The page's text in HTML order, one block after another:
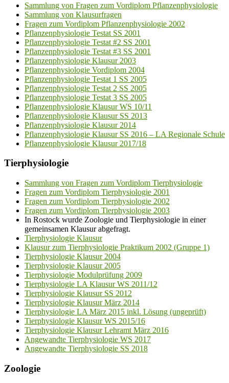
Sammlung von Fragen zum Vordiplom Pflanzenphysiologie
Sammlung von Klausurfragen
Fragen zum Vordiplom Pflanzenphysiologie 2002
Pflanzenphysiologie Testat SS 2001
Pflanzenphysiologie Testat #2 SS 2001
Pflanzenphysiologie Testat #3 SS 2001
Pflanzenphysiologie Klausur 2003
Pflanzenphysiologie Vordiplom 2004
Pflanzenphysiologie Testat 1 SS 2005
Pflanzenphysiologie Testat 2 SS 2005
Pflanzenphysiologie Testat 3 SS 2005
Pflanzenphysiologie Klausur WS 10/11
Pflanzenphysiologie Klausur SS 2013
Pflanzenphysiologie Klausur 2014
Pflanzenphysiologie Klausur SS 2016 – LA Regionale Schule
Pflanzenphysiologie Klausur 2017/18
Tierphysiologie
Sammlung von Fragen zum Vordiplom Tierphysiologie
Fragen zum Vordiplom Tierphysiologie 2001
Fragen zum Vordiplom Tierphysiologie 2002
Fragen zum Vordiplom Tierphysiologie 2003
In Rostock wurde Zoologie und Tierphysiologie in einer
gemeinsamen Klausur abgefragt.
Tierphysiologie Klausur
Klausur zum Tierphysiologie Praktikum 2002 (Gruppe 1)
Tierphysiologie Klausur 2004
Tierphysiologie Klausur 2005
Tierphysiologie Modulprüfung 2009
Tierphysiologie LA Klausur WS 2011/12
Tierphysiologie Klausur SS 2012
Tierphysiologie Klausur März 2014
Tierphysiologie LA März 2015 inkl. Lösung (ungeprüft)
Tierphysiologie Klausur WS 2015/16
Tierphysiologie Klausur Lehramt März 2016
Angewandte Tierphysiologie WS 2017
Angewandte Tierphysiologie SS 2018
Zoologie